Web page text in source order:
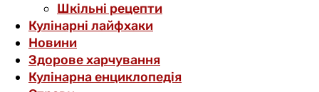
Шкільні рецепти
Кулінарні лайфхаки
Новини
Здорове харчування
Кулінарна енциклопедія